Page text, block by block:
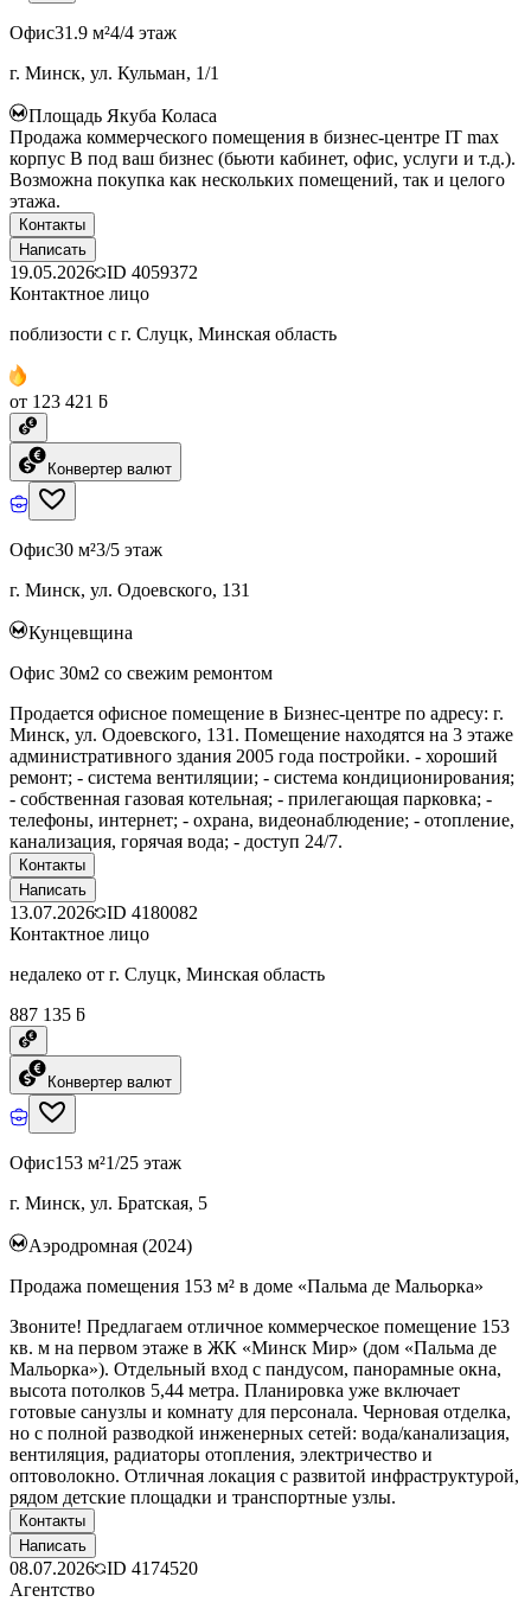
Офис31.9 м²4/4 этаж
г. Минск, ул. Кульман, 1/1
Площадь Якуба Коласа
Продажа коммерческого помещения в бизнес-центре IT max
корпус B под ваш бизнес (бьюти кабинет, офис, услуги и т.д.).
Возможна покупка как нескольких помещений, так и целого
этажа.
Контакты
Написать
19.05.2026 ID 4059372
Контактное лицо
поблизости с г. Слуцк, Минская область
от 123 421 ƃ
Конвертер валют
Офис30 м²3/5 этаж
г. Минск, ул. Одоевского, 131
Кунцевщина
Офис 30м2 со свежим ремонтом
Продается офисное помещение в Бизнес-центре по адресу: г.
Минск, ул. Одоевского, 131. Помещение находятся на 3 этаже
административного здания 2005 года постройки. - хороший
ремонт; - система вентиляции; - система кондиционирования;
- собственная газовая котельная; - прилегающая парковка; -
телефоны, интернет; - охрана, видеонаблюдение; - отопление,
канализация, горячая вода; - доступ 24/7.
Контакты
Написать
13.07.2026 ID 4180082
Контактное лицо
недалеко от г. Слуцк, Минская область
887 135 ƃ
Конвертер валют
Офис153 м²1/25 этаж
г. Минск, ул. Братская, 5
Аэродромная (2024)
Продажа помещения 153 м² в доме «Пальма де Мальорка»
Звоните! Предлагаем отличное коммерческое помещение 153
кв. м на первом этаже в ЖК «Минск Мир» (дом «Пальма де
Мальорка»). Отдельный вход с пандусом, панорамные окна,
высота потолков 5,44 метра. Планировка уже включает
готовые санузлы и комнату для персонала. Черновая отделка,
но с полной разводкой инженерных сетей: вода/канализация,
вентиляция, радиаторы отопления, электричество и
оптоволокно. Отличная локация с развитой инфраструктурой,
рядом детские площадки и транспортные узлы.
Контакты
Написать
08.07.2026 ID 4174520
Агентство